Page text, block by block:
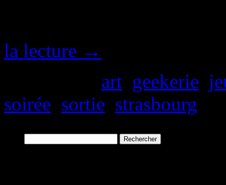
la lecture →
art geekerie
soirée sortie strasbourg